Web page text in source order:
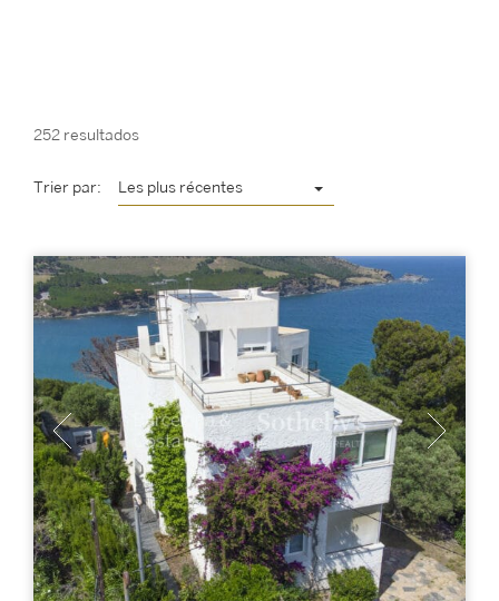
252 resultados
Trier par: Les plus récentes